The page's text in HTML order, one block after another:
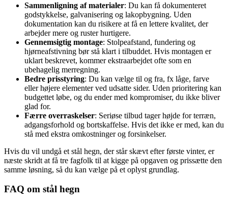
Sammenligning af materialer: Du kan få dokumenteret
godstykkelse, galvanisering og lakopbygning. Uden
dokumentation kan du risikere at få en lettere kvalitet, der
arbejder mere og ruster hurtigere.
Gennemsigtig montage: Stolpeafstand, fundering og
hjørneafstivning bør stå klart i tilbuddet. Hvis montagen er
uklart beskrevet, kommer ekstraarbejdet ofte som en
ubehagelig merregning.
Bedre prisstyring: Du kan vælge til og fra, fx låge, farve
eller højere elementer ved udsatte sider. Uden prioritering kan
budgettet løbe, og du ender med kompromiser, du ikke bliver
glad for.
Færre overraskelser: Seriøse tilbud tager højde for terræn,
adgangsforhold og bortskaffelse. Hvis det ikke er med, kan du
stå med ekstra omkostninger og forsinkelser.
Hvis du vil undgå et stål hegn, der står skævt efter første vinter, er
næste skridt at få tre fagfolk til at kigge på opgaven og prissætte den
samme løsning, så du kan vælge på et oplyst grundlag.
FAQ om stål hegn